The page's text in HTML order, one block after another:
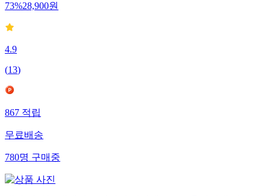
73%28,900원
4.9
(13)
867 적립
무료배송
780명 구매중